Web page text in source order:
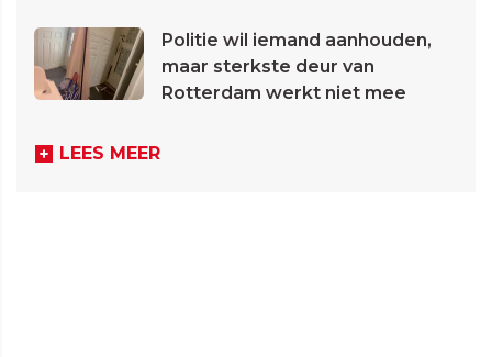
Politie wil iemand aanhouden,
maar sterkste deur van
Rotterdam werkt niet mee
LEES MEER